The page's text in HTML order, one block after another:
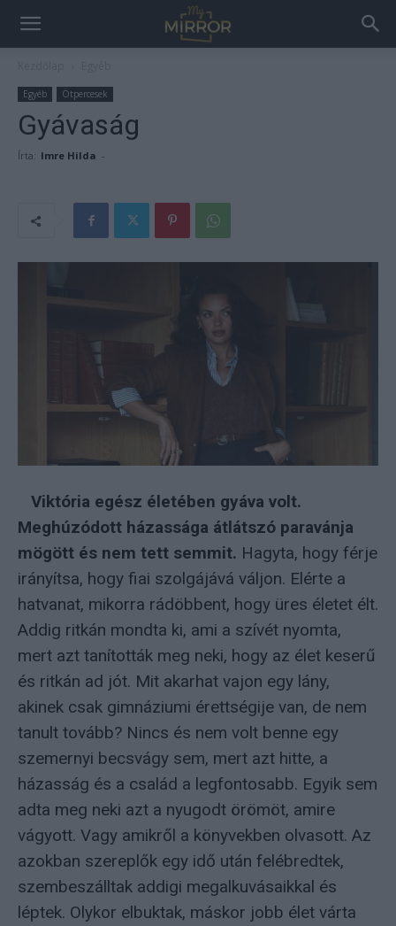
Egyéb Ötpercesek
Gyávaság
Írta: Imre Hilda -
Viktória egész életében gyáva volt.
Meghúzódott házassága átlátszó paravánja
mögött és nem tett semmit. Hagyta, hogy férje
irányítsa, hogy fiai szolgájává váljon. Elérte a
hatvanat, mikorra rádöbbent, hogy üres életet élt.
Addig ritkán mondta ki, ami a szívét nyomta,
mert azt tanították meg neki, hogy az élet keserű
és ritkán ad jót. Mit akarhat vajon egy lány,
akinek csak gimnáziumi érettségije van, de nem
tanult tovább? Nincs és nem volt benne egy
szemernyi becsvágy sem, mert azt hitte, a
házasság és a család a legfontosabb. Egyik sem
adta meg neki azt a nyugodt örömöt, amire
vágyott. Vagy amikről a könyvekben olvasott. Az
azokban szereplők egy idő után felébredtek,
szembeszálltak addigi megalkuvásaikkal és
léptek. Olykor elbuktak, máskor jobb élet várta